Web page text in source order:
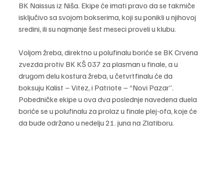
BK Naissus iz Niša. Ekipe će imati pravo da se takmiče
isključivo sa svojom bokserima, koji su ponikli u njihovoj
sredini, ili su najmanje šest meseci proveli u klubu.
Voljom žreba, direktno u polufinalu boriće se BK Crvena
zvezda protiv BK KŠ 037 za plasman u finale, a u
drugom delu kostura žreba, u četvrtfinalu će da
boksuju Kalist – Vitez, i Patriote – “Novi Pazar”.
Pobedničke ekipe u ova dva poslednje navedena duela
boriće se u polufinalu za prolaz u finale plej-ofa, koje će
da bude održano u nedelju 21. juna na Zlatiboru.